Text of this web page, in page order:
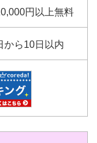
円以上無料
から10日以内